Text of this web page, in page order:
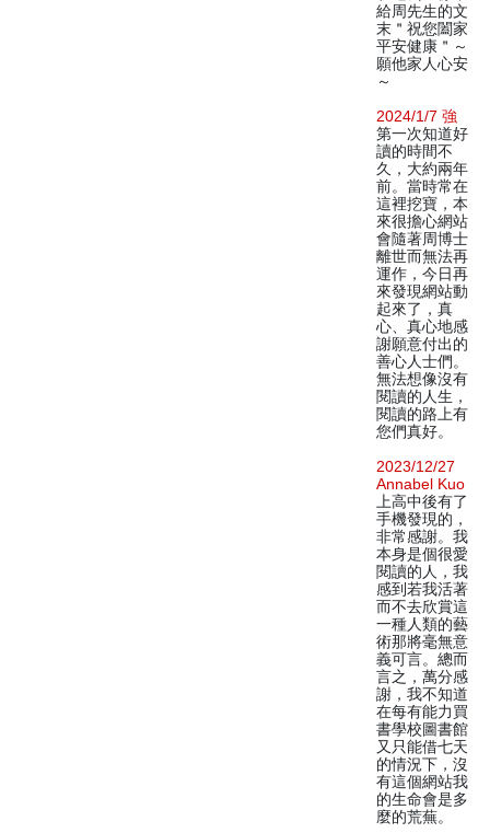
給周先生的文
末＂祝您闔家
平安健康＂～
願他家人心安
～
2024/1/7 強
第一次知道好
讀的時間不
久，大約兩年
前。當時常在
這裡挖寶，本
來很擔心網站
會隨著周博士
離世而無法再
運作，今日再
來發現網站動
起來了，真
心、真心地感
謝願意付出的
善心人士們。
無法想像沒有
閱讀的人生，
閱讀的路上有
您們真好。
2023/12/27
Annabel Kuo
上高中後有了
手機發現的，
非常感謝。我
本身是個很愛
閱讀的人，我
感到若我活著
而不去欣賞這
一種人類的藝
術那將毫無意
義可言。總而
言之，萬分感
謝，我不知道
在每有能力買
書學校圖書館
又只能借七天
的情況下，沒
有這個網站我
的生命會是多
麼的荒蕪。